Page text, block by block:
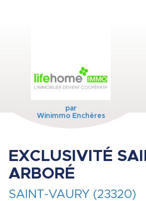
par
Winimmo Enchères
EXCLUSIVITÉ
ARBORÉ
SAINT-VAURY (23320)